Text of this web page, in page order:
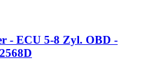
- ECU 5-8 Zyl. OBD -